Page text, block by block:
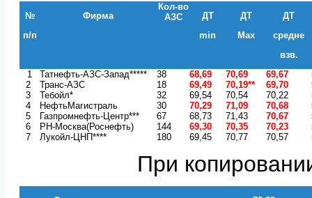
№
п/п
Фирма
Кол-во
АЗС
ДТ
min
ДТ
Max
ДТ
средне
взв.
1
Татнефть-АЗС-Запад***** 38 68,69 70,69 69,67
2
Транс-АЗС 18 69,49 70,19** 69,70
3
Тебойл* 32 69,54 70,54 70,22
4
НефтьМагистраль 30 70,29 71,09 70,68
5
Газпромнефть-Центр*** 67 68,73 71,43 70,67
6
РН-Москва(Роснефть) 144 69,30 70,35 70,23
7
Лукойл-ЦНП**** 180 69,45 70,77 70,57
При